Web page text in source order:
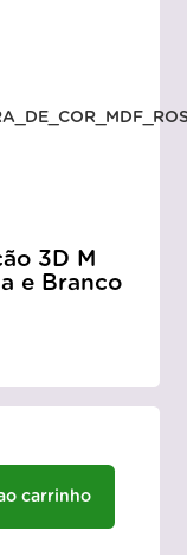
3D M
e Branco
carrinho